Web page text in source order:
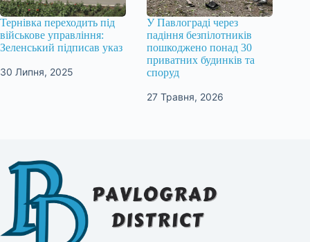
Тернівка переходить під
військове управління:
Зеленський підписав указ
30 Липня, 2025
У Павлограді через
падіння безпілотників
пошкоджено понад 30
приватних будинків та
споруд
27 Травня, 2026